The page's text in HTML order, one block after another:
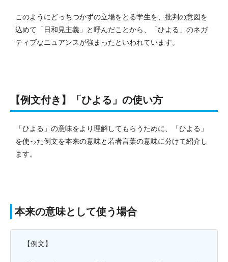
このようにどっちつかずの立場をとる学生を、批判の意図を
込めて「日和見主義」と呼んだことから、「ひよる」のネガ
ティブなニュアンスが強まったといわれています。
【例文付き】「ひよる」の使い方
「ひよる」の意味をより理解してもらうために、「ひよる」
を使った例文を本来の意味と若者言葉の意味に分けて紹介し
ます。
本来の意味として使う場合
【例文】